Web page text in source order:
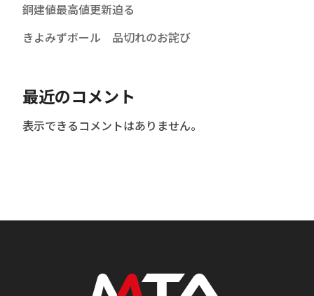
銅建値最高値更新迫る
きよみずボール 品切れのお詫び
最近のコメント
表示できるコメントはありません。